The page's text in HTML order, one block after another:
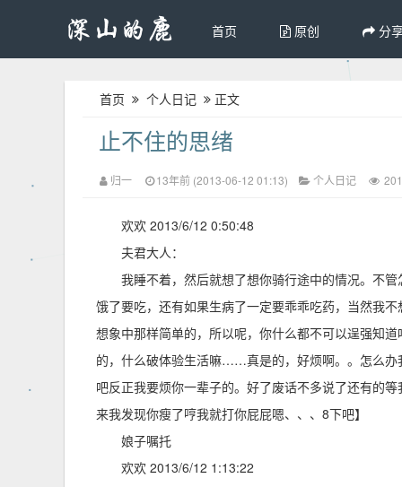
首页 原创 分
首页 个人日记 正文
止不住的思绪
归一 13年前 (2013-06-12 01:13) 个人日记
欢欢 2013/6/12 0:50:48
夫君大人：
我睡不着，然后就想了想你骑行途中的情况。不
饿了要吃，还有如果生病了一定要乖乖吃药，当然我
想象中那样简单的，所以呢，你什么都不可以逞强知
的，什么破体验生活嘛……真是的，好烦啊。。怎么办
吧反正我要烦你一辈子的。好了废话不多说了还有的
来我发现你瘦了哼我就打你屁屁嗯、、、8下吧】
娘子嘱托
欢欢 2013/6/12 1:13:22